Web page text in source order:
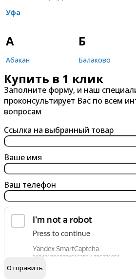
Уфа
А
Абакан
Александров
Альметьевск
Анапа
Арзамас
Армавир
Архангельск
Астрахань
Ачинск
Б
Балаково
Балашиха
Барнаул
Бийск
Благовещенск
Борисоглебск
Братск
Брянск
В
Купить в 1 клик
Заполните форму, и наш
проконсультирует Вас по всем
вопросам
Ссылка на выбранный товар
Ваше имя
Ваш телефон
Я согласен наобработку персональных